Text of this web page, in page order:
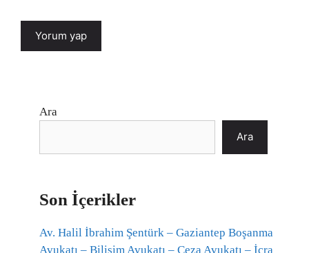
Ara
Ara
Son İçerikler
Av. Halil İbrahim Şentürk – Gaziantep Boşanma
Avukatı – Bilişim Avukatı – Ceza Avukatı – İcra